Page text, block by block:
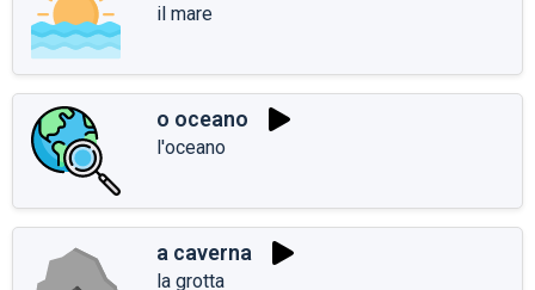
il mare
o oceano
l'oceano
a caverna
la grotta